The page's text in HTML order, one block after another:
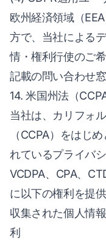
欧州経済領域（
方で、当社による
情・権利行使のご
記載の問い合わせ
14. 米国州法（
当社は、カリフォ
（CCPA）をはじ
れているプライバ
VCDPA、CPA、
に以下の権利を提
収集された個人情
利